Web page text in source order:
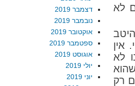
לא
אין
לא
רק
דצמבר 2019
נובמבר 2019
אוקטובר 2019
ספטמבר 2019
אוגוסט 2019
יולי 2019
יוני 2019